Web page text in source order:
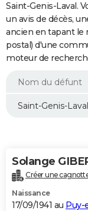
Retraite
Impôts
Epargne
Immobilier
Risques naturels par
Banque
Assurance
Crédit
Essais
Réserver un essai
Citadines
Berlines
SUV
Forum auto
+
HIGH-TECH
Mobiles
Meilleur smartphone
Internet
Ordinateurs
Jeux vidéo
Guide high-tech
+BRICOLAGE
Forum
Aménagement intérieur
Extérieur
Cuisine
Salle de bains
Jardinage
Rangement
WEEK-END
Guides de France
Escapades
Patrimoine
Expositions
Musées
Week-end nature
LIFESTYLE
Alimentation
Guide de la santé
Maladies
Médicaments
Sommeil
VOYAGE
Destinations
City break
Voyage nature
Voyage de noces
Forum
Climat
+PHOTO
GUIDES D'ACHAT
Saint-Genis-Laval.
un avis de décès,
ancien en tapant le
postal) d'une
moteur de
Solange
Créer une
Naissance
17/09/1941 au Puy-